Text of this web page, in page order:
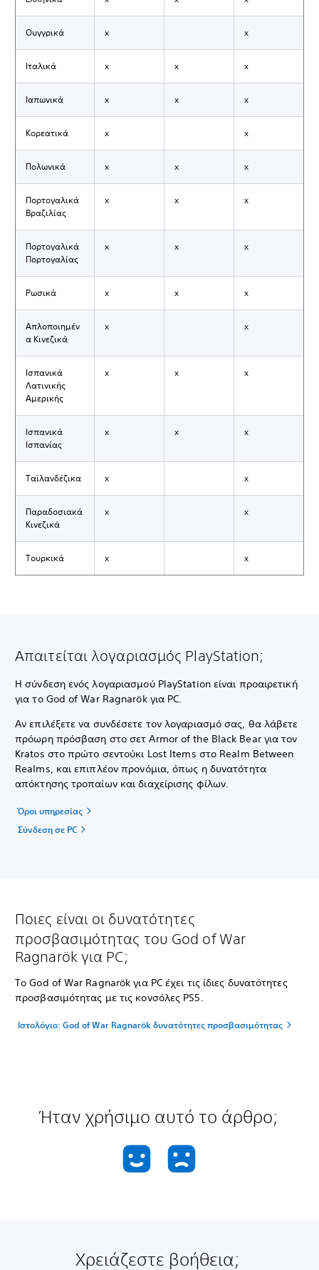
Ουγγρικά x x
Ιταλικά x x x
Ιαπωνικά x x x
Κορεατικά x x
Πολωνικά x x x
Πορτογαλικά
Βραζιλίας
x x x
Πορτογαλικά
Πορτογαλίας
x x x
Ρωσικά x x x
Απλοποιημέν
α Kινεζικά
x x
Ισπανικά
Λατινικής
Αμερικής
x x x
Ισπανικά
Ισπανίας
x x x
Ταϊλανδέζικα x x
Παραδοσιακά
Κινεζικά
x x
Τουρκικά x x
Απαιτείται λογαριασμός PlayStation;
Η σύνδεση ενός λογαριασμού PlayStation είναι προαιρετική
για το God of War Ragnarök για PC.
Αν επιλέξετε να συνδέσετε τον λογαριασμό σας, θα λάβετε
πρόωρη πρόσβαση στο σετ Armor of the Black Bear για τον
Kratos στο πρώτο σεντούκι Lost Items στο Realm Between
Realms, και επιπλέον προνόμια, όπως η δυνατότητα
απόκτησης τροπαίων και διαχείρισης φίλων.
Όροι υπηρεσίας
Σύνδεση σε PC
Ποιες είναι οι δυνατότητες
προσβασιμότητας του God of War
Ragnarök για PC;
Το God of War Ragnarök για PC έχει τις ίδιες δυνατότητες
προσβασιμότητας με τις κονσόλες PS5.
Ιστολόγιο: God of War Ragnarök δυνατότητες προσβασιμότητας
Ήταν χρήσιμο αυτό το άρθρο;
Χρειάζεστε βοήθεια;